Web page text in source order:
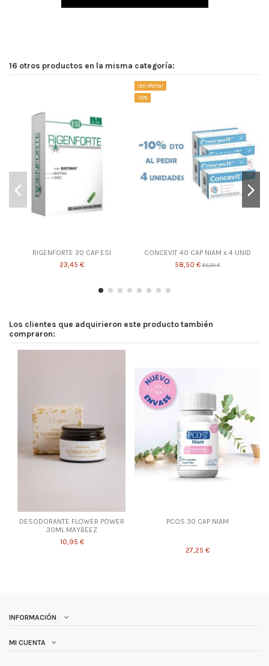
16 otros productos en la misma categoría:
RIGENFORTE 30 CAP ESI
23,45 €
¡En oferta!
-10%
CONCEVIT 40 CAP NIAM x 4 UNID
58,50 €65,00 €
Los clientes que adquirieron este producto también
compraron:
DESODORANTE FLOWER POWER
30ML MAYBEEZ
10,95 €
PCOS 30 CAP NIAM
27,25 €
INFORMACIÓN
MI CUENTA